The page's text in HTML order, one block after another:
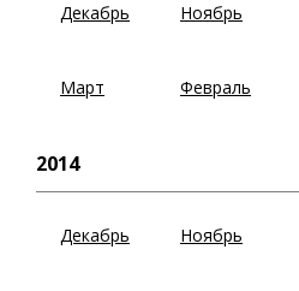
Декабрь Ноябрь
Март Февраль
2014
Декабрь Ноябрь